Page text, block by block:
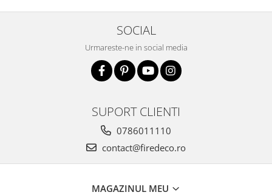
SOCIAL
Urmareste-ne in social media
SUPORT CLIENTI
0786011110
contact@firedeco.ro
MAGAZINUL MEU